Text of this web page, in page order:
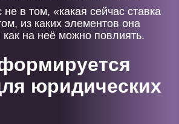
в том, «какая сейчас ставка
из каких элементов она
на неё можно повлиять.
юридических